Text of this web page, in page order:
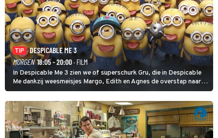
TIP
DESPICABLE ME 3
MORGEN 18:05 - 20:00· FILM
In Despicable Me 3 zien we of superschurk Gru, die in Despicable
Me dankzij weesmeisjes Margo, Edith en Agnes de overstap naar
het rechte pad maakte, ook op dat pad weet te blijven.